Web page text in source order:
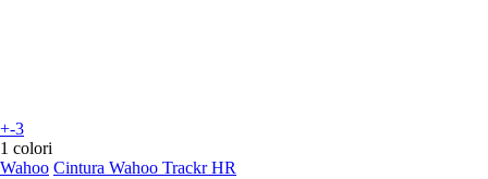
+-3
1 colori
Wahoo Cintura Wahoo Trackr HR